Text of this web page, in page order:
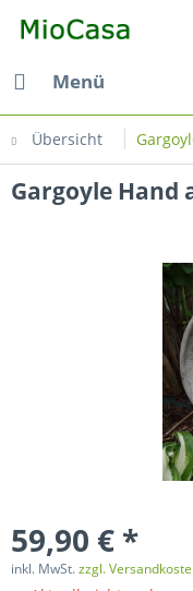
Menü
Übersicht
Gargoyle Hand
59,90 € *
inkl. MwSt.zzgl.